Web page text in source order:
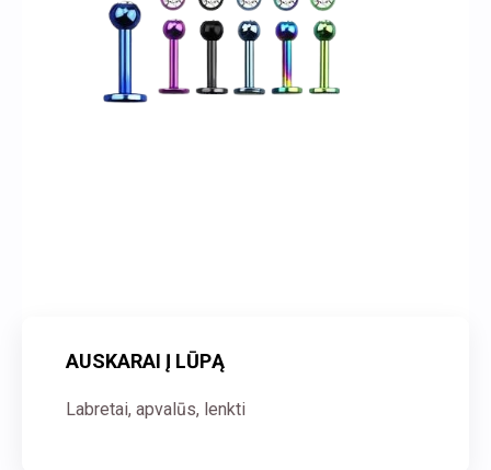
AUSKARAI Į LŪPĄ
Labretai, apvalūs, lenkti